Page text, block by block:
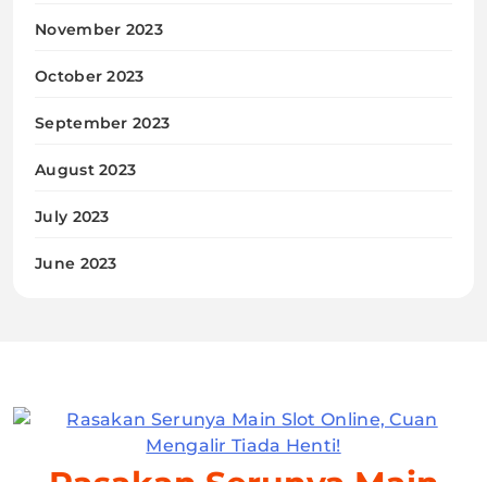
November 2023
October 2023
September 2023
August 2023
July 2023
June 2023